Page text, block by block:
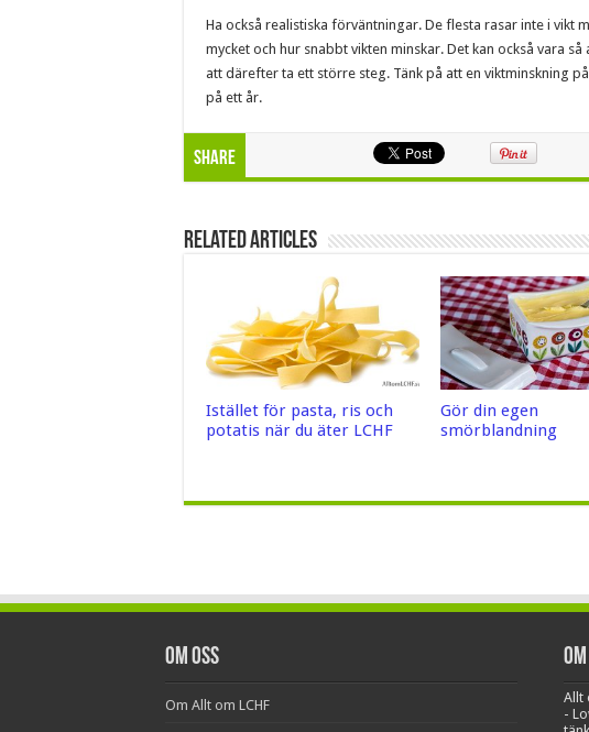
Ha också realistiska förväntningar. De flesta rasar inte i vikt
mycket och hur snabbt vikten minskar. Det kan också vara
att därefter ta ett större steg. Tänk på att en viktminskning
på ett år.
Share
Related Articles
Istället för pasta, ris och
potatis när du äter LCHF
Gör din egen
smörblandning
Om oss
Om Allt om LCHF
Allt
-